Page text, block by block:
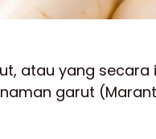
atau yang
garut